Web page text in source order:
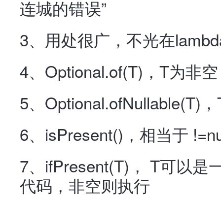
连城的错误”
3、用处很广，不光在
4、Optional.of(T)，T为非
5、Optional.ofNullable(T)
6、isPresent()，相当于
7、ifPresent(T)， T可以是
代码，非空则执行